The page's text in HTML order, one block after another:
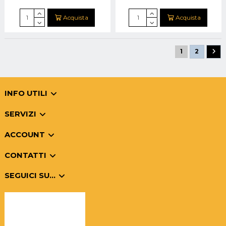
Acquista Acquista
1 2
INFO UTILI
SERVIZI
ACCOUNT
CONTATTI
SEGUICI SU...